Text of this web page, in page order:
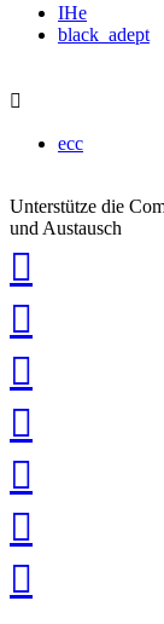
IHe
black_adept
ecc
Unterstütze die
und Austausch
teilen
teilen
teilen
teilen
speichern
via
teilenteilen